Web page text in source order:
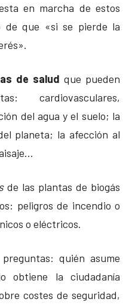
en marcha de estos
de que «si se pierde la
de salud que pueden
cardiovasculares,
del agua y el suelo; la
planeta; la afección al
de las plantas de biogás
peligros de incendio o
o eléctricos.
quién asume
obtiene la ciudadanía
costes de seguridad,